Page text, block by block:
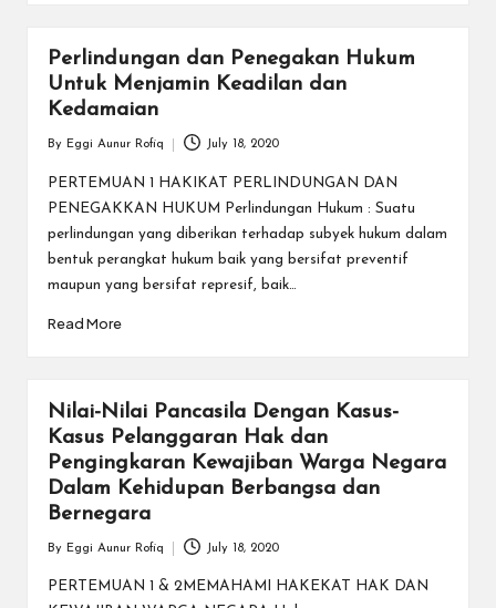
Perlindungan dan Penegakan Hukum
Untuk Menjamin Keadilan dan
Kedamaian
by
By Eggi Aunur Rofiq July 18, 2020
PERTEMUAN 1 HAKIKAT PERLINDUNGAN DAN
PENEGAKKAN HUKUM Perlindungan Hukum : Suatu
perlindungan yang diberikan terhadap subyek hukum dalam
bentuk perangkat hukum baik yang bersifat preventif
maupun yang bersifat represif, baik…
Read More
Nilai-Nilai Pancasila Dengan Kasus-
Kasus Pelanggaran Hak dan
Pengingkaran Kewajiban Warga Negara
Dalam Kehidupan Berbangsa dan
Bernegara
Posted
by
By Eggi Aunur Rofiq July 18, 2020
PERTEMUAN 1 & 2MEMAHAMI HAKEKAT HAK DAN